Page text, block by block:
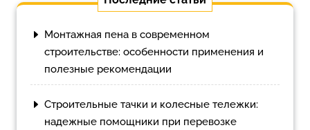
Монтажная пена в современном
строительстве: особенности применения и
полезные рекомендации
Строительные тачки и колесные тележки:
надежные помощники при перевозке